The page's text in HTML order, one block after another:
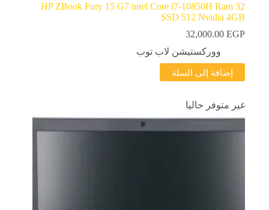
HP ZBook Fury 15 G7 intel Core i7-10850H Ram 32
SSD 512 Nvidia 4GB
32,000.00 EGP
ووركستيشن لاب توب
إضافة إلى السلة
غير متوفر حاليا